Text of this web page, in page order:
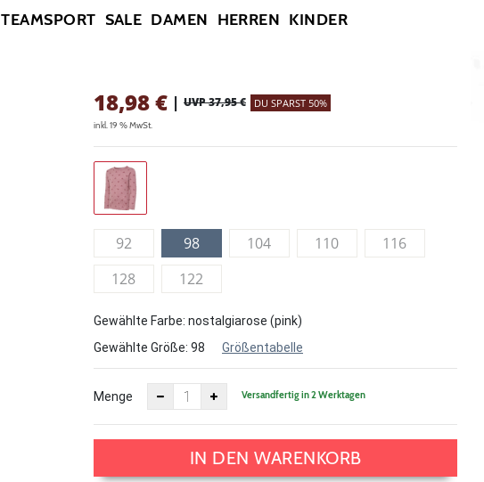
TEAMSPORT SALE DAMEN HERREN KINDER
18,98€ | UVP 37,95 € DU SPARST 50%
inkl. 19 % MwSt.
92 98 104 110
116
128
122
Gewählte Farbe: nostalgiarose (pink)
Gewählte Größe: 98 Größentabelle
Menge Versandfertig in 2 Werktagen
IN DEN WARENKORB